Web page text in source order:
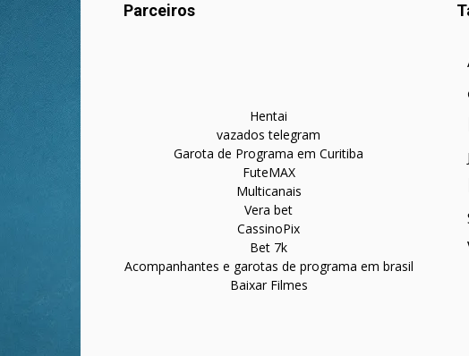
Parceiros
Hentai
vazados telegram
Garota de Programa em Curitiba
FuteMAX
Multicanais
Vera bet
CassinoPix
Bet 7k
Acompanhantes e garotas de programa em brasil
Baixar Filmes